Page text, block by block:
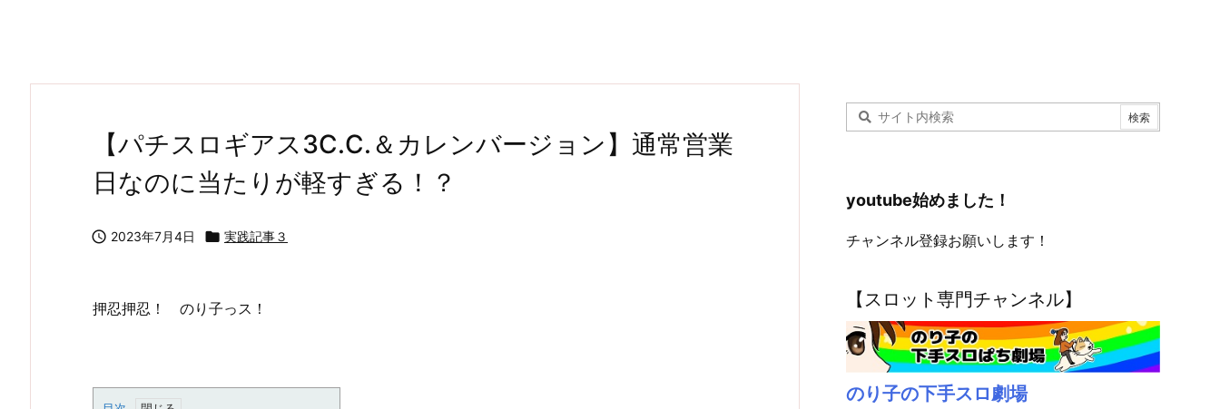
【パチスロギアス3C.C.＆カレンバージョン】通常営業
日なのに当たりが軽すぎる！？
 2023年7月4日  実践記事３
押忍押忍！ のり子っス！
youtube始めました！
チャンネル登録お願いします！
【スロット専門チャンネル】
のり子の下手スロ劇場